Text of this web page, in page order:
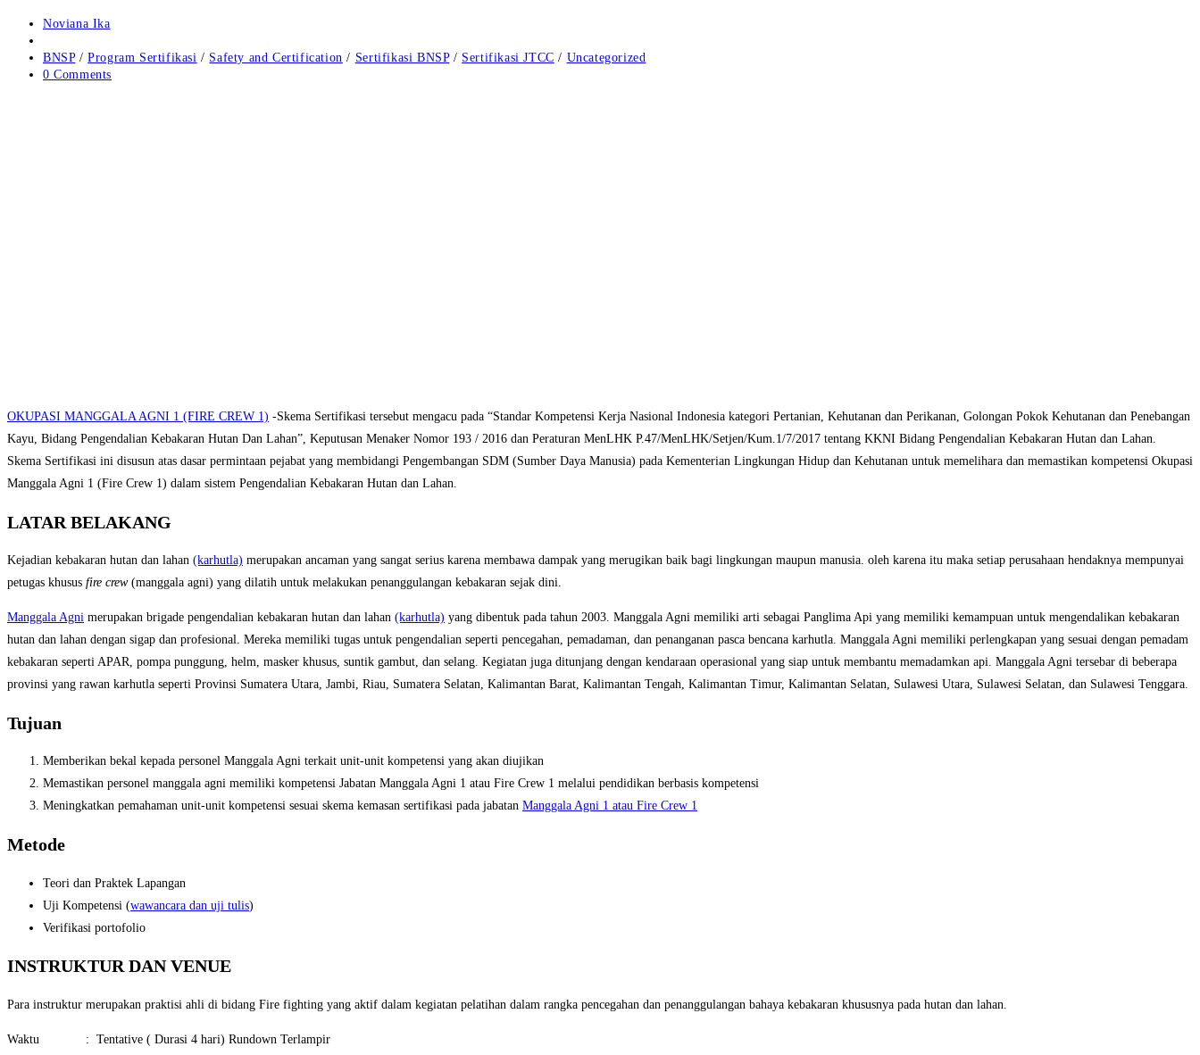
Post
Noviana Ika
published:
Post
category:
BNSP / Program Sertifikasi / Safety and Certification / Sertifikasi BNSP / Sertifikasi JTCC / Uncategorized
Post
0 Comments
OKUPASI MANGGALA AGNI 1 (FIRE CREW 1) -Skema Sertifikasi tersebut mengacu pada “Standar Kompetensi Kerja Nasional Indonesia kategori Pertanian, Kehutanan dan Perikanan, Golongan Pokok Kehutanan dan Penebangan
Kayu, Bidang Pengendalian Kebakaran Hutan Dan Lahan”, Keputusan Menaker Nomor 193 / 2016 dan Peraturan MenLHK P.47/MenLHK/Setjen/Kum.1/7/2017 tentang KKNI Bidang Pengendalian Kebakaran Hutan dan Lahan.
Skema Sertifikasi ini disusun atas dasar permintaan pejabat yang membidangi Pengembangan SDM (Sumber Daya Manusia) pada Kementerian Lingkungan Hidup dan Kehutanan untuk memelihara dan memastikan kompetensi Okupasi
Manggala Agni 1 (Fire Crew 1) dalam sistem Pengendalian Kebakaran Hutan dan Lahan.
LATAR BELAKANG
Kejadian kebakaran hutan dan lahan (karhutla) merupakan ancaman yang sangat serius karena membawa dampak yang merugikan baik bagi lingkungan maupun manusia. oleh karena itu maka setiap perusahaan hendaknya mempunyai
petugas khusus fire crew(manggala agni) yang dilatih untuk melakukan penanggulangan kebakaran sejak dini.
Manggala Agni merupakan brigade pengendalian kebakaran hutan dan lahan (karhutla) yang dibentuk pada tahun 2003. Manggala Agni memiliki arti sebagai Panglima Api yang memiliki kemampuan untuk mengendalikan kebakaran
hutan dan lahan dengan sigap dan profesional. Mereka memiliki tugas untuk pengendalian seperti pencegahan, pemadaman, dan penanganan pasca bencana karhutla. Manggala Agni memiliki perlengkapan yang sesuai dengan pemadam
kebakaran seperti APAR, pompa punggung, helm, masker khusus, suntik gambut, dan selang. Kegiatan juga ditunjang dengan kendaraan operasional yang siap untuk membantu memadamkan api. Manggala Agni tersebar di beberapa
provinsi yang rawan karhutla seperti Provinsi Sumatera Utara, Jambi, Riau, Sumatera Selatan, Kalimantan Barat, Kalimantan Tengah, Kalimantan Timur, Kalimantan Selatan, Sulawesi Utara, Sulawesi Selatan, dan Sulawesi Tenggara.
Tujuan
Memberikan bekal kepada personel Manggala Agni terkait unit-unit kompetensi yang akan diujikan
Memastikan personel manggala agni memiliki kompetensi Jabatan Manggala Agni 1 atau Fire Crew 1 melalui pendidikan berbasis kompetensi
Meningkatkan pemahaman unit-unit kompetensi sesuai skema kemasan sertifikasi pada jabatan Manggala Agni 1 atau Fire Crew 1
Metode
Teori dan Praktek Lapangan
Uji Kompetensi (wawancara dan uji tulis)
Verifikasi portofolio
INSTRUKTUR DAN VENUE
Para instruktur merupakan praktisi ahli di bidang Fire fighting yang aktif dalam kegiatan pelatihan dalam rangka pencegahan dan penanggulangan bahaya kebakaran khususnya pada hutan dan lahan.
Waktu : Tentative ( Durasi 4 hari) Rundown Terlampir